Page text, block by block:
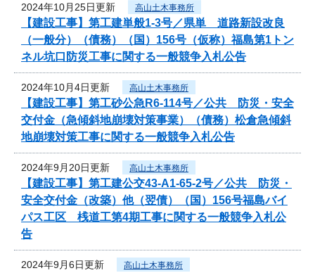
2024年10月25日更新 高山土木事務所
【建設工事】第工建単般1-3号／県単 道路新設改良
（一般分）（債務）（国）156号（仮称）福島第1トン
ネル坑口防災工事に関する一般競争入札公告
2024年10月4日更新 高山土木事務所
【建設工事】第工砂公急R6-114号／公共 防災・安全
交付金（急傾斜地崩壊対策事業）（債務）松倉急傾斜
地崩壊対策工事に関する一般競争入札公告
2024年9月20日更新 高山土木事務所
【建設工事】第工建公交43-A1-65-2号／公共 防災・
安全交付金（改築）他（翌債）（国）156号福島バイ
パス工区 桟道工第4期工事に関する一般競争入札公
告
2024年9月6日更新 高山土木事務所